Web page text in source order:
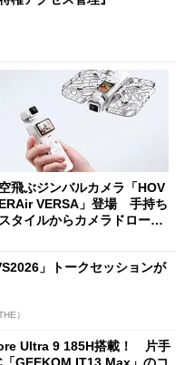
空飛ぶジンバルカメラ「HOV
ERAir VERSA」登場 手持ち
スタイルからカメラドローン
」トークセッションが
）
Ultra 9 185H搭載！ 片手